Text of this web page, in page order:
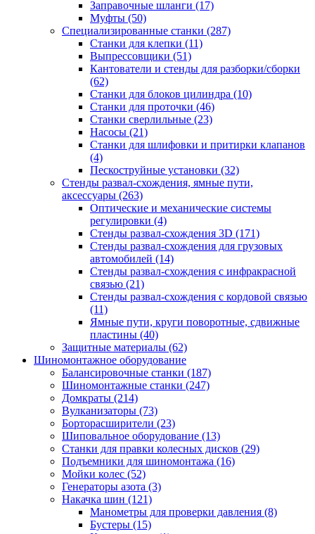
Заправочные шланги (17)
Муфты (50)
Специализированные станки (287)
Станки для клепки (11)
Выпрессовщики (51)
Кантователи и стенды для разборки/сборки
(62)
Станки для блоков цилиндра (10)
Станки для проточки (46)
Станки сверлильные (23)
Насосы (21)
Станки для шлифовки и притирки клапанов
(4)
Пескоструйные установки (32)
Стенды развал-схождения, ямные пути,
аксессуары (263)
Оптические и механические системы
регулировки (4)
Стенды развал-схождения 3D (171)
Стенды развал-схождения для грузовых
автомобилей (14)
Стенды развал-схождения с инфракрасной
связью (21)
Стенды развал-схождения с кордовой связью
(11)
Ямные пути, круги поворотные, сдвижные
пластины (40)
Защитные материалы (62)
Шиномонтажное оборудование
Балансировочные станки (187)
Шиномонтажные станки (247)
Домкраты (214)
Вулканизаторы (73)
Борторасширители (23)
Шиповальное оборудование (13)
Станки для правки колесных дисков (29)
Подъемники для шиномонтажа (16)
Мойки колес (52)
Генераторы азота (3)
Накачка шин (121)
Манометры для проверки давления (8)
Бустеры (15)